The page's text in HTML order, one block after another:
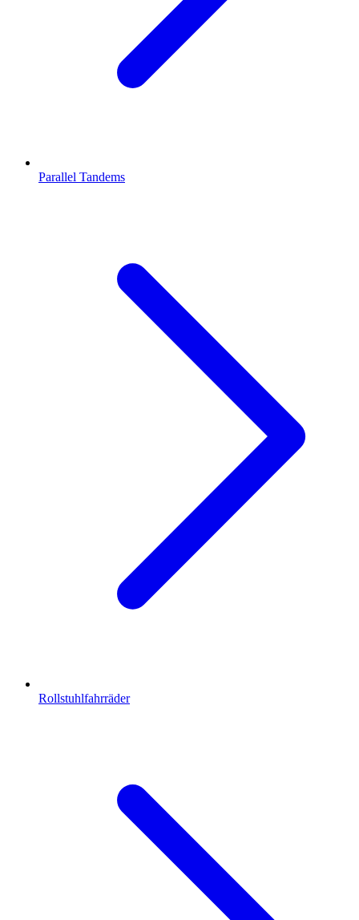
Parallel Tandems
Rollstuhlfahrräder